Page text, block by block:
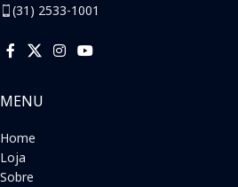
(31) 2533-1001
MENU
Home
Loja
Sobre